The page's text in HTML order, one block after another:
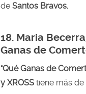
de Santos Bravos.
18. Maria
Ganas de
"Qué Ganas de
y XROSS tiene más